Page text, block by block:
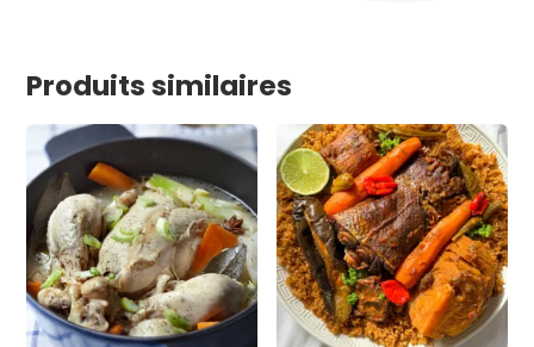
Produits similaires